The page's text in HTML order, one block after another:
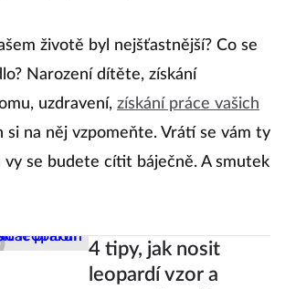
životě byl nejšťastnější? Co se
Narození dítěte, získání
uzdravení, získání práce vašich
si na něj vzpomeňte. Vrátí se vám ty
vy se budete cítit báječně. A smutek
4 tipy, jak nosit
leopardí vzor a